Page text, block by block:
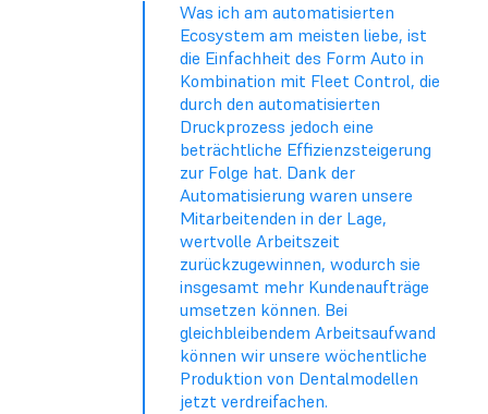
Was ich am automatisierten
Ecosystem am meisten liebe, ist
die Einfachheit des Form Auto in
Kombination mit Fleet Control, die
durch den automatisierten
Druckprozess jedoch eine
beträchtliche Effizienzsteigerung
zur Folge hat. Dank der
Automatisierung waren unsere
Mitarbeitenden in der Lage,
wertvolle Arbeitszeit
zurückzugewinnen, wodurch sie
insgesamt mehr Kundenaufträge
umsetzen können. Bei
gleichbleibendem Arbeitsaufwand
können wir unsere wöchentliche
Produktion von Dentalmodellen
jetzt verdreifachen.